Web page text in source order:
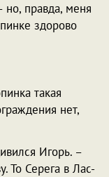
но, правда, меня
здорово
такая
нет,
Игорь. –
То Серега в Лас-